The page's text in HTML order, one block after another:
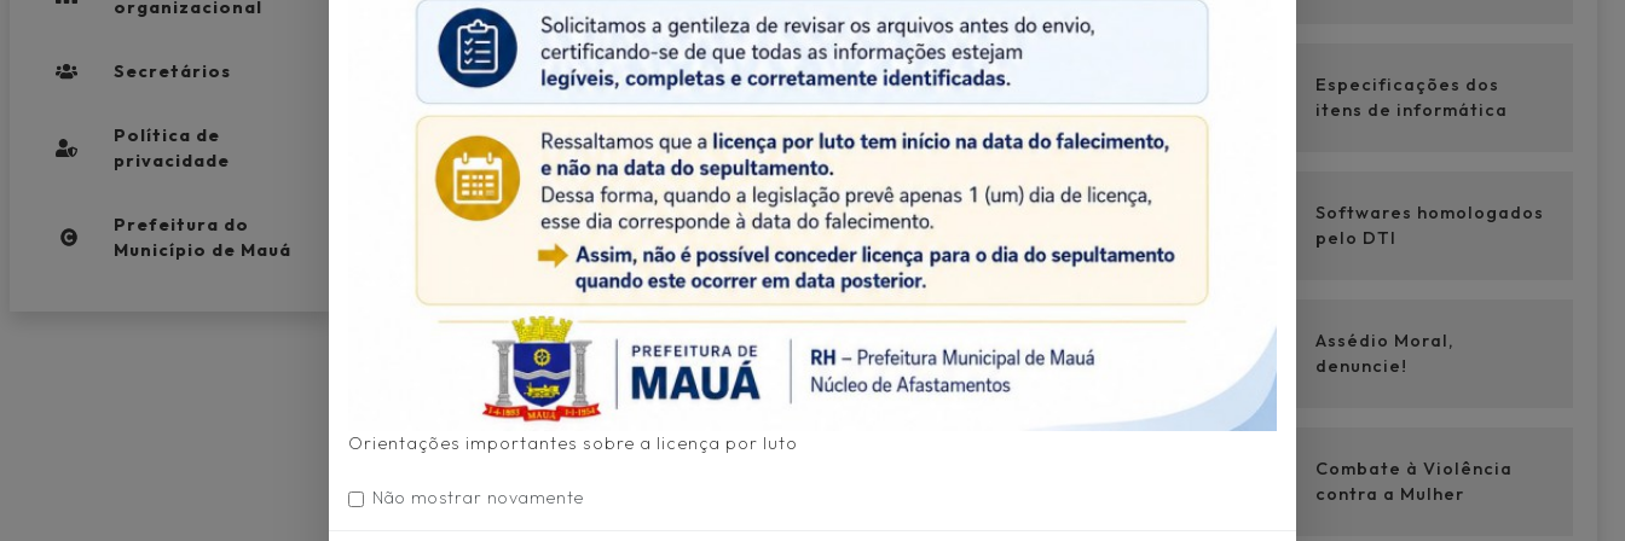
organizacional
Secretários
Política de
privacidade
Prefeitura do
Município de Mauá
Igualdade Étnico-Racial, que busca
erradicar o racismo estrutural, a
xenofobia e as desigualdades
históricas A ...
Ler mais
feira) ???? Local: Centro de Formação
...
Ler mais
Especificações dos
itens de informática
Softwares homologados
pelo DTI
Assédio Moral,
denuncie!
Combate à Violência
contra a Mulher
Orientações importantes sobre a licença por luto
Não mostrar novamente